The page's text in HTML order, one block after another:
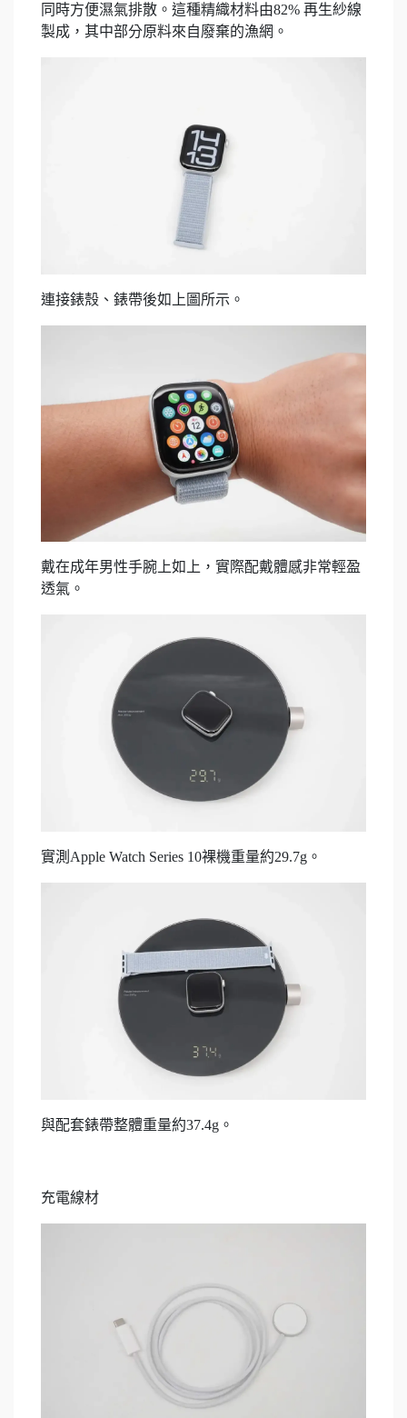
同時方便濕氣排散。這種精織材料由82% 再生紗線
製成，其中部分原料來自廢棄的漁網。
連接錶殼、錶帶後如上圖所示。
戴在成年男性手腕上如上，實際配戴體感非常輕盈
透氣。
實測Apple Watch Series 10裸機重量約29.7g。
與配套錶帶整體重量約37.4g。
充電線材